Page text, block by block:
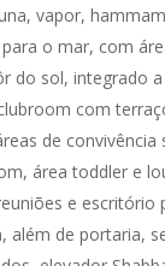
vapor,
o mar, com
do sol, integrado
com
de convivência
área toddler e
e escritório
além de portaria,